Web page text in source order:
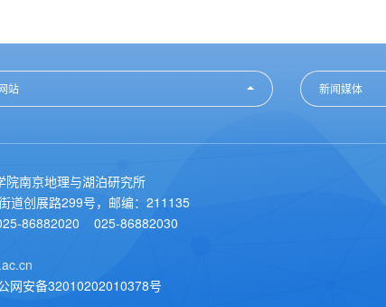
站 新闻媒体
南京地理与湖泊研究所
道创展路299号，邮编：211135
86882020 025-86882030
网安备32010202010378号